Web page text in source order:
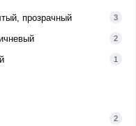
прозрачный 3
2
1
2